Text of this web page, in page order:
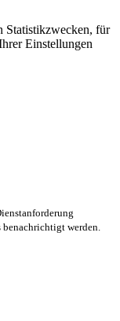
Statistikzwecken, für
Einstellungen
werden.